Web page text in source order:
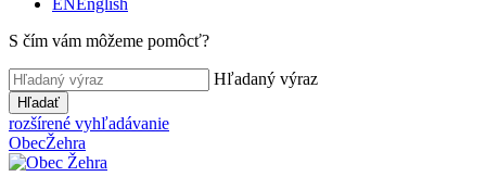
ENEnglish
S čím vám môžeme pomôcť?
Hľadaný výraz
Hľadať
rozšírené vyhľadávanie
ObecŽehra